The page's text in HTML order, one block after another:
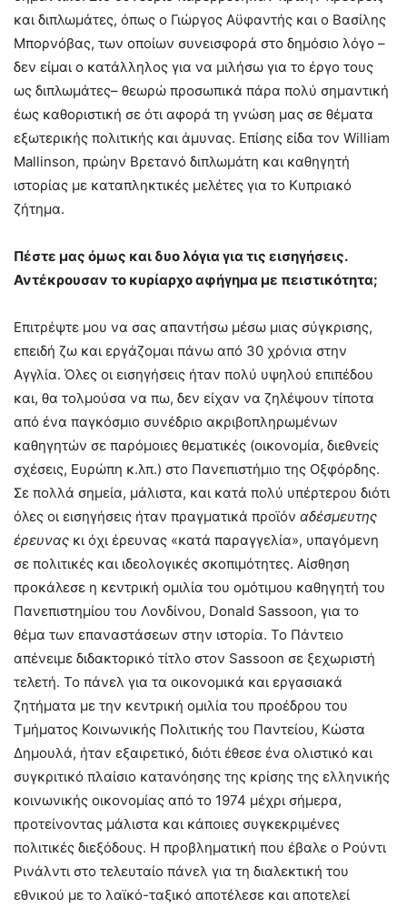
και διπλωμάτες, όπως ο Γιώργος Αϋφαντής και ο Βασίλης
Μπορνόβας, των οποίων συνεισφορά στο δημόσιο λόγο –
δεν είμαι ο κατάλληλος για να μιλήσω για το έργο τους
ως διπλωμάτες– θεωρώ προσωπικά πάρα πολύ σημαντική
έως καθοριστική σε ότι αφορά τη γνώση μας σε θέματα
εξωτερικής πολιτικής και άμυνας. Επίσης είδα τον William
Mallinson, πρώην Βρετανό διπλωμάτη και καθηγητή
ιστορίας με καταπληκτικές μελέτες για το Κυπριακό
ζήτημα.
Πέστε μας όμως και δυο λόγια για τις εισηγήσεις.
Αντέκρουσαν το κυρίαρχο αφήγημα με πειστικότητα;
Επιτρέψτε μου να σας απαντήσω μέσω μιας σύγκρισης,
επειδή ζω και εργάζομαι πάνω από 30 χρόνια στην
Αγγλία. Όλες οι εισηγήσεις ήταν πολύ υψηλού επιπέδου
και, θα τολμούσα να πω, δεν είχαν να ζηλέψουν τίποτα
από ένα παγκόσμιο συνέδριο ακριβοπληρωμένων
καθηγητών σε παρόμοιες θεματικές (οικονομία, διεθνείς
σχέσεις, Ευρώπη κ.λπ.) στο Πανεπιστήμιο της Οξφόρδης.
Σε πολλά σημεία, μάλιστα, και κατά πολύ υπέρτερου διότι
όλες οι εισηγήσεις ήταν πραγματικά προϊόν αδέσμευτης
έρευνας κι όχι έρευνας «κατά παραγγελία», υπαγόμενη
σε πολιτικές και ιδεολογικές σκοπιμότητες. Αίσθηση
προκάλεσε η κεντρική ομιλία του ομότιμου καθηγητή του
Πανεπιστημίου του Λονδίνου, Donald Sassoon, για το
θέμα των επαναστάσεων στην ιστορία. Το Πάντειο
απένειμε διδακτορικό τίτλο στον Sassoon σε ξεχωριστή
τελετή. Το πάνελ για τα οικονομικά και εργασιακά
ζητήματα με την κεντρική ομιλία του προέδρου του
Τμήματος Κοινωνικής Πολιτικής του Παντείου, Κώστα
Δημουλά, ήταν εξαιρετικό, διότι έθεσε ένα ολιστικό και
συγκριτικό πλαίσιο κατανόησης της κρίσης της ελληνικής
κοινωνικής οικονομίας από το 1974 μέχρι σήμερα,
προτείνοντας μάλιστα και κάποιες συγκεκριμένες
πολιτικές διεξόδους. Η προβληματική που έβαλε ο Ρούντι
Ρινάλντι στο τελευταίο πάνελ για τη διαλεκτική του
εθνικού με το λαϊκό-ταξικό αποτέλεσε και αποτελεί